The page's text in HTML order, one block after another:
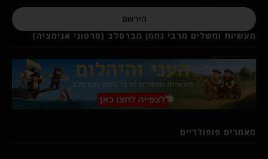
הירשם
מעשיות ומשלים מרבי נחמן מברסלב (סרטוני אנימציה)
מאמרים פופולריים